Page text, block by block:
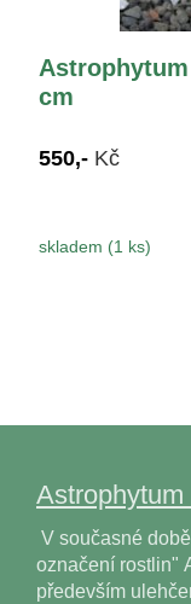
cm
550,- Kč
skladem (1 ks)
V současné
označení rostlin"
především